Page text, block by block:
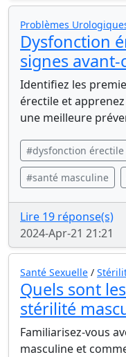
Problèmes
Dysfonction
signes
Identifiez les
érectile et
une meilleure
#dysfonction érectile
#santé masculine
Lire 19 réponse(s)
2024-Apr-21 21:21
Santé Sexuelle /
Quels sont
stérilité
Familiarisez-vous
masculine et